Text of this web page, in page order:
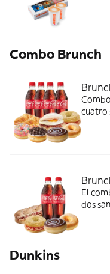
Combo Brunch
cuatro
El
dos
Dunkins